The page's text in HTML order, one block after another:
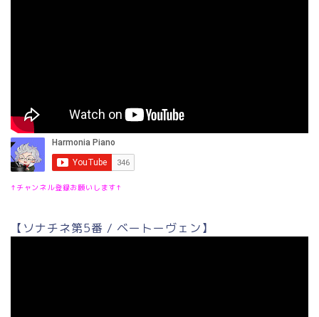
↑チャンネル登録お願いします↑
【ソナチネ第5番 / ベートーヴェン】